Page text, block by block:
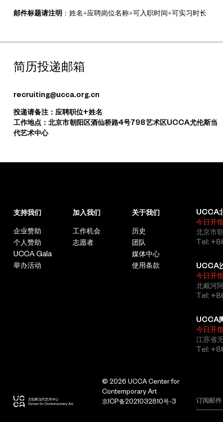
邮件标题请注明 ：姓名+应聘岗位名称+可入职时间+可实习时长
简历投递邮箱
recruiting@ucca.org.cn
投递请备注：应聘职位+姓名
工作地点：北京市朝阳区酒仙桥路4号798艺术区UCCA尤伦斯当
代艺术中心
支持我们
企业赞助
个人赞助
UCCA Gala
举办活动
加入我们
工作机会
志愿者
关于我们
历史
团队
媒体中心
使用条款
UCCA
今日开
北京市
Tel:
UCCA
今日开
北戴河
Tel:
UCCA
今日开
江苏省
Tel:
© 2026 UCCA Center for
Contemporary Art
京ICP备2021032810号-3